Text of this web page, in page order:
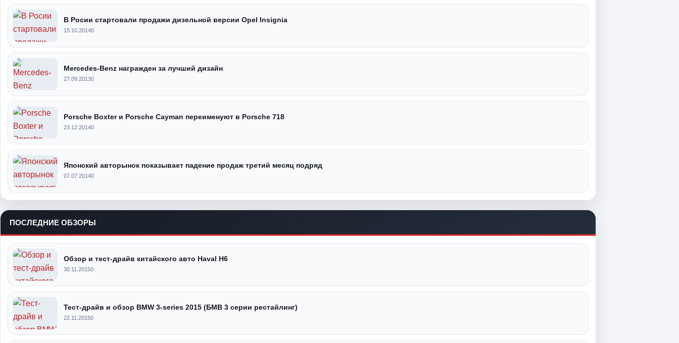
В Росии стартовали продажи дизельной версии Opel Insignia
15.10.20140
Mercedes-Benz награжден за лучший дизайн
27.09.20130
Porsche Boxter и Porsche Cayman переименуют в Porsche 718
23.12.20140
Японский авторынок показывает падение продаж третий месяц подряд
07.07.20140
ПОСЛЕДНИЕ ОБЗОРЫ
Обзор и тест-драйв китайского авто Haval H6
30.11.20150
Тест-драйв и обзор BMW 3-series 2015 (БМВ 3 серии рестайлинг)
22.11.20150